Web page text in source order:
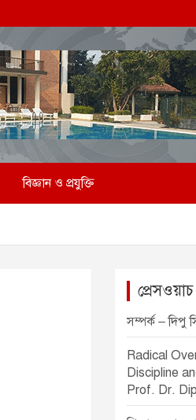
বিজ্ঞান ও প্রযুক্তি
সম্পর্ক – দিপু
Radical
Discipline
Prof. Dr.